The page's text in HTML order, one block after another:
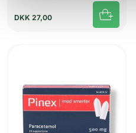
DKK 27,00